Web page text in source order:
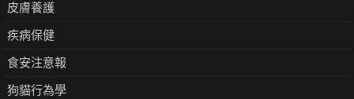
皮膚養護
疾病保健
食安注意報
狗貓行為學